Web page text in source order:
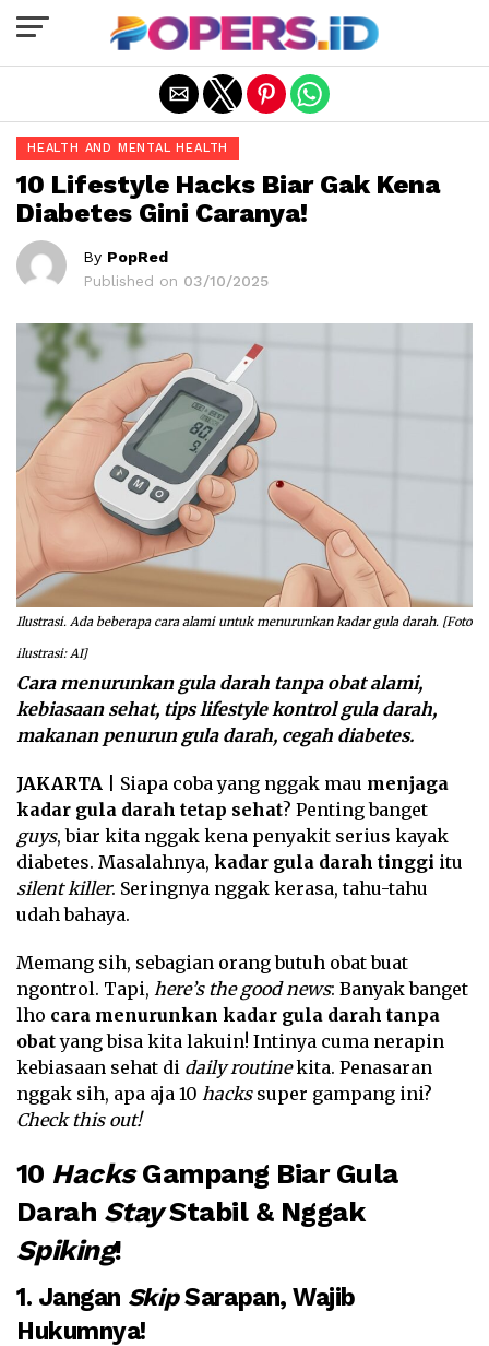
HEALTH AND MENTAL HEALTH
10 Lifestyle Hacks Biar Gak Kena
Diabetes Gini Caranya!
By PopRed
Published on 03/10/2025
Ilustrasi. Ada beberapa cara alami untuk menurunkan kadar gula darah. [Foto
ilustrasi: AI]
Cara menurunkan gula darah tanpa obat alami,
kebiasaan sehat, tips lifestyle kontrol gula darah,
makanan penurun gula darah, cegah diabetes.
JAKARTA | Siapa coba yang nggak mau menjaga
kadar gula darah tetap sehat? Penting banget
guys, biar kita nggak kena penyakit serius kayak
diabetes. Masalahnya, kadar gula darah tinggi itu
silent killer. Seringnya nggak kerasa, tahu-tahu
udah bahaya.
Memang sih, sebagian orang butuh obat buat
ngontrol. Tapi, here’s the good news: Banyak banget
lho cara menurunkan kadar gula darah tanpa
obatyang bisa kita lakuin! Intinya cuma nerapin
kebiasaan sehat di daily routinekita. Penasaran
nggak sih, apa aja 10 hackssuper gampang ini?
Check this out!
10 HacksGampang Biar Gula
Darah StayStabil & Nggak
Spiking!
1. Jangan SkipSarapan, Wajib
Hukumnya!
Exit mobile version